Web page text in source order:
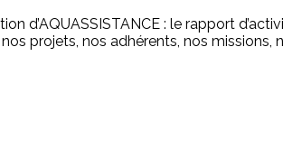
d’AQUASSISTANCE : le rapport
nos projets, nos adhérents, nos